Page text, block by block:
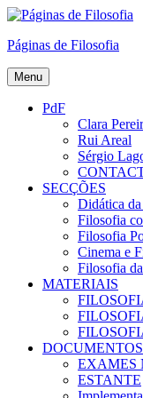
Skip
content
Páginas de Filosofia
Menu
PdF
Clara
Rui Areal
Sérgio
SECÇÕES
Didática
Filosofia
Filosofia
Cinema e
Filosofia
MATERIAIS
DOCUMENTOS
EXAMES
ESTANTE